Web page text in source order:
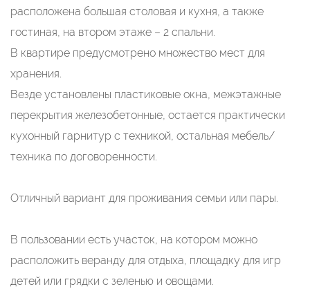
расположена большая столовая и кухня, а также
гостиная, на втором этаже – 2 спальни.
В квартире предусмотрено множество мест для
хранения.
Везде установлены пластиковые окна, межэтажные
перекрытия железобетонные, остается практически
кухонный гарнитур с техникой, остальная мебель/
техника по договоренности.
Отличный вариант для проживания семьи или пары.
В пользовании есть участок, на котором можно
расположить веранду для отдыха, площадку для игр
детей или грядки с зеленью и овощами.